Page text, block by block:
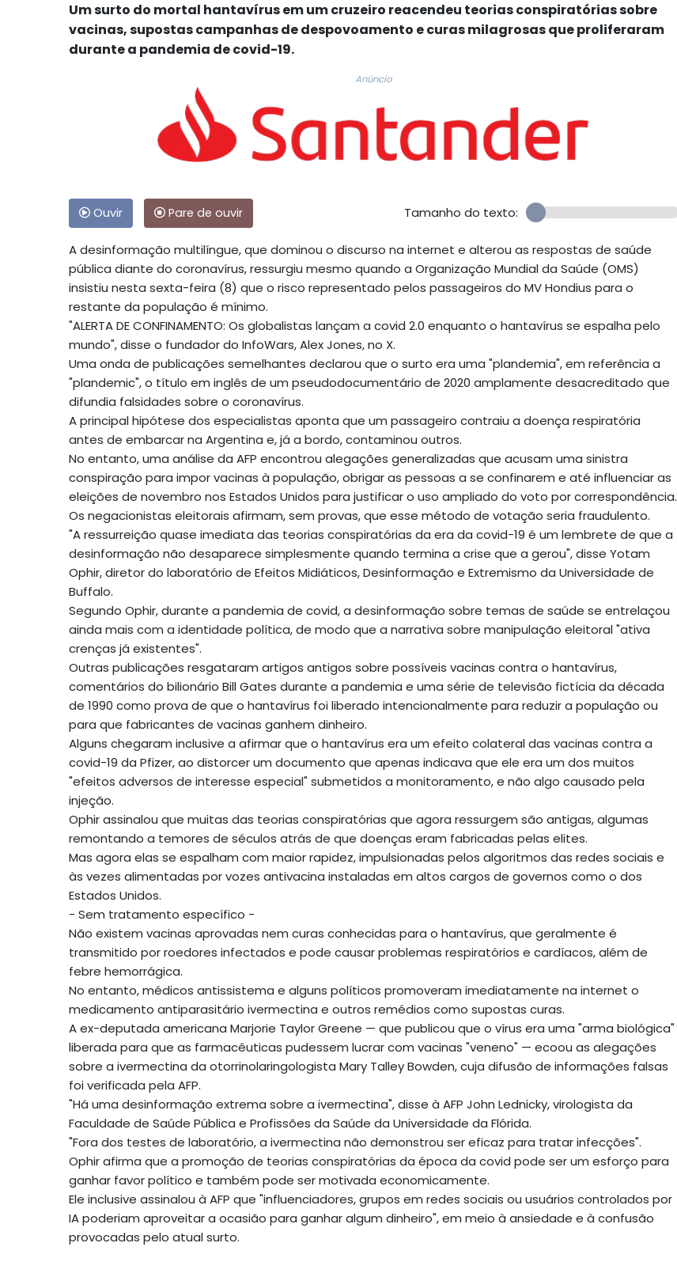
Um surto do mortal hantavírus em um cruzeiro reacendeu teorias conspiratórias sobre
vacinas, supostas campanhas de despovoamento e curas milagrosas que proliferaram
durante a pandemia de covid-19.
Anúncio
Ouvir Pare de ouvir Tamanho do texto:
A desinformação multilíngue, que dominou o discurso na internet e alterou as respostas de saúde
pública diante do coronavírus, ressurgiu mesmo quando a Organização Mundial da Saúde (OMS)
insistiu nesta sexta-feira (8) que o risco representado pelos passageiros do MV Hondius para o
restante da população é mínimo.
"ALERTA DE CONFINAMENTO: Os globalistas lançam a covid 2.0 enquanto o hantavírus se espalha pelo
mundo", disse o fundador do InfoWars, Alex Jones, no X.
Uma onda de publicações semelhantes declarou que o surto era uma "plandemia", em referência a
"plandemic", o título em inglês de um pseudodocumentário de 2020 amplamente desacreditado que
difundia falsidades sobre o coronavírus.
A principal hipótese dos especialistas aponta que um passageiro contraiu a doença respiratória
antes de embarcar na Argentina e, já a bordo, contaminou outros.
No entanto, uma análise da AFP encontrou alegações generalizadas que acusam uma sinistra
conspiração para impor vacinas à população, obrigar as pessoas a se confinarem e até influenciar as
eleições de novembro nos Estados Unidos para justificar o uso ampliado do voto por correspondência.
Os negacionistas eleitorais afirmam, sem provas, que esse método de votação seria fraudulento.
"A ressurreição quase imediata das teorias conspiratórias da era da covid-19 é um lembrete de que a
desinformação não desaparece simplesmente quando termina a crise que a gerou", disse Yotam
Ophir, diretor do laboratório de Efeitos Midiáticos, Desinformação e Extremismo da Universidade de
Buffalo.
Segundo Ophir, durante a pandemia de covid, a desinformação sobre temas de saúde se entrelaçou
ainda mais com a identidade política, de modo que a narrativa sobre manipulação eleitoral "ativa
crenças já existentes".
Outras publicações resgataram artigos antigos sobre possíveis vacinas contra o hantavírus,
comentários do bilionário Bill Gates durante a pandemia e uma série de televisão fictícia da década
de 1990 como prova de que o hantavírus foi liberado intencionalmente para reduzir a população ou
para que fabricantes de vacinas ganhem dinheiro.
Alguns chegaram inclusive a afirmar que o hantavírus era um efeito colateral das vacinas contra a
covid-19 da Pfizer, ao distorcer um documento que apenas indicava que ele era um dos muitos
"efeitos adversos de interesse especial" submetidos a monitoramento, e não algo causado pela
injeção.
Ophir assinalou que muitas das teorias conspiratórias que agora ressurgem são antigas, algumas
remontando a temores de séculos atrás de que doenças eram fabricadas pelas elites.
Mas agora elas se espalham com maior rapidez, impulsionadas pelos algoritmos das redes sociais e
às vezes alimentadas por vozes antivacina instaladas em altos cargos de governos como o dos
Estados Unidos.
- Sem tratamento específico -
Não existem vacinas aprovadas nem curas conhecidas para o hantavírus, que geralmente é
transmitido por roedores infectados e pode causar problemas respiratórios e cardíacos, além de
febre hemorrágica.
No entanto, médicos antissistema e alguns políticos promoveram imediatamente na internet o
medicamento antiparasitário ivermectina e outros remédios como supostas curas.
A ex-deputada americana Marjorie Taylor Greene — que publicou que o vírus era uma "arma biológica"
liberada para que as farmacêuticas pudessem lucrar com vacinas "veneno" — ecoou as alegações
sobre a ivermectina da otorrinolaringologista Mary Talley Bowden, cuja difusão de informações falsas
foi verificada pela AFP.
"Há uma desinformação extrema sobre a ivermectina", disse à AFP John Lednicky, virologista da
Faculdade de Saúde Pública e Profissões da Saúde da Universidade da Flórida.
"Fora dos testes de laboratório, a ivermectina não demonstrou ser eficaz para tratar infecções".
Ophir afirma que a promoção de teorias conspiratórias da época da covid pode ser um esforço para
ganhar favor político e também pode ser motivada economicamente.
Ele inclusive assinalou à AFP que "influenciadores, grupos em redes sociais ou usuários controlados por
IA poderiam aproveitar a ocasião para ganhar algum dinheiro", em meio à ansiedade e à confusão
provocadas pelo atual surto.